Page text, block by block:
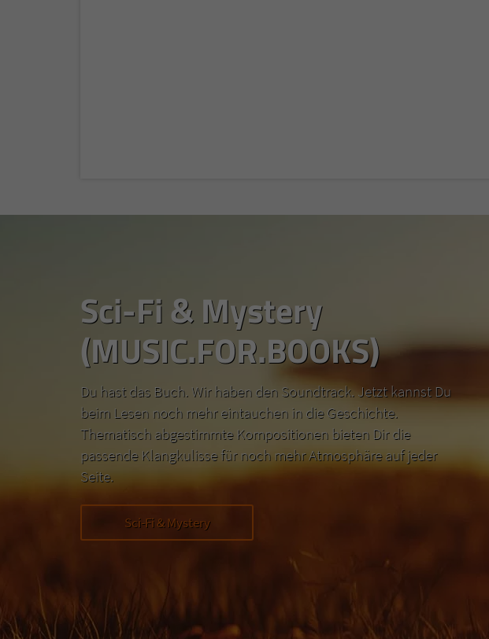
Sci-Fi & Mystery
(MUSIC.FOR.BOOKS)
Du hast das Buch. Wir haben den Soundtrack. Jetzt kannst Du
beim Lesen noch mehr eintauchen in die Geschichte.
Thematisch abgestimmte Kompositionen bieten Dir die
passende Klangkulisse für noch mehr Atmosphäre auf jeder
Seite.
Sci-Fi & Mystery